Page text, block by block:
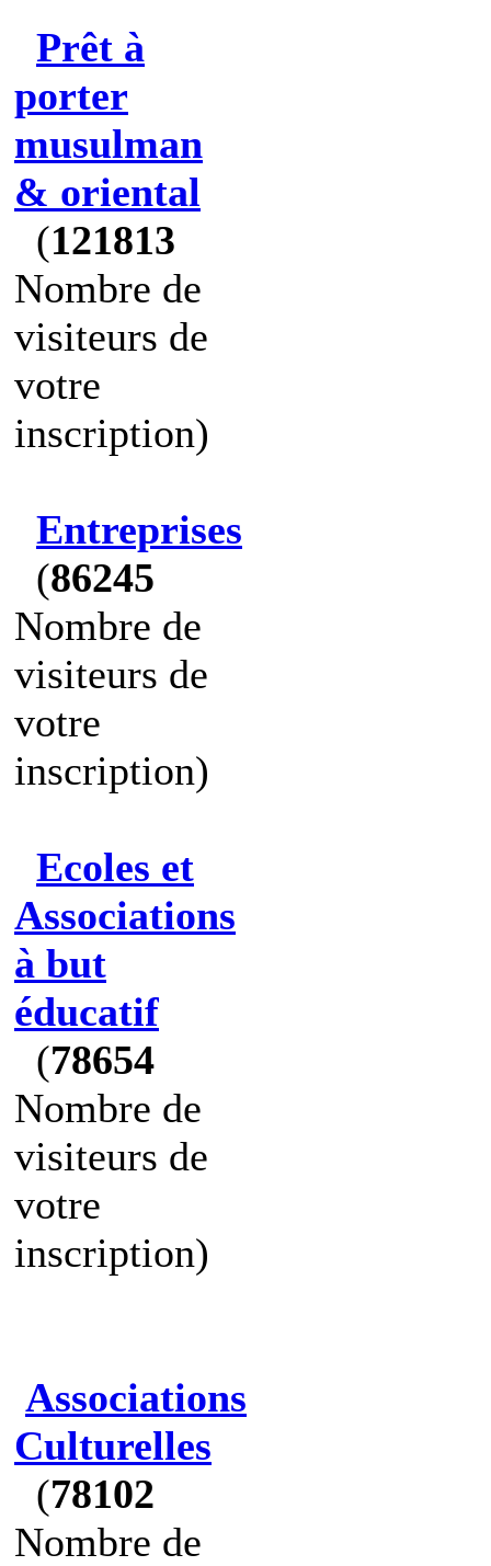
Prêt à
porter
musulman
& oriental
(121813
Nombre de
visiteurs de
votre
inscription)
Entreprises
(86245
Nombre de
visiteurs de
votre
inscription)
Ecoles et
Associations
à but
éducatif
(78654
Nombre de
visiteurs de
votre
inscription)
Associations
Culturelles
(78102
Nombre de